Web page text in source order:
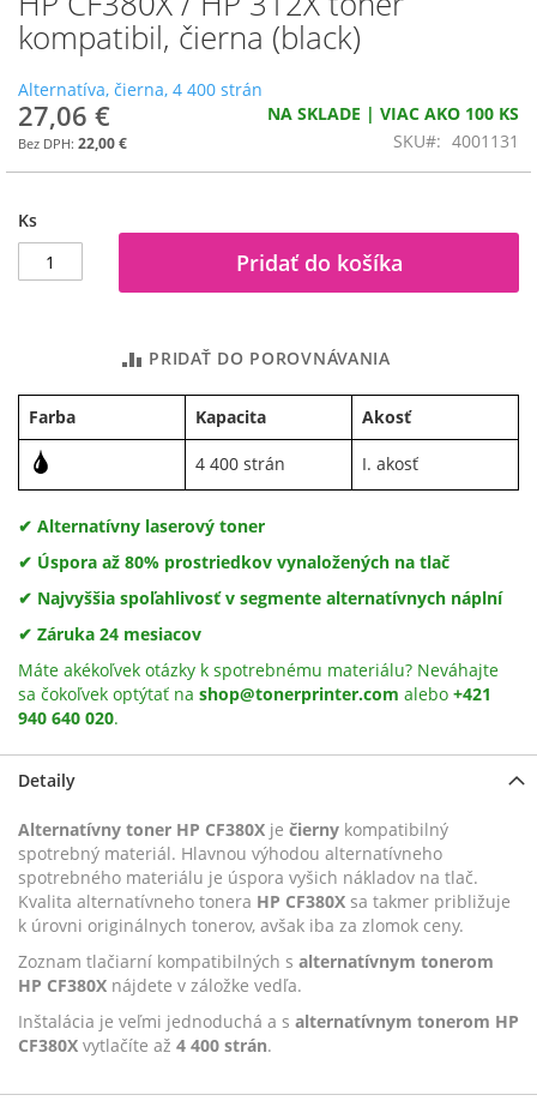
kompatibil, čierna (black)
Alternatíva, čierna, 4 400 strán
27,06 €
22,00 €
NA SKLADE | VIAC AKO 100 KS
SKU
4001131
Ks
Pridať do košíka
PRIDAŤ DO POROVNÁVANIA
Farba Kapacita Akosť
4 400 strán I. akosť
✔ Alternatívny laserový toner
✔ Úspora až 80% prostriedkov vynaložených na tlač
✔ Najvyššia spoľahlivosť v segmente alternatívnych náplní
✔ Záruka 24 mesiacov
Máte akékoľvek otázky k spotrebnému materiálu? Neváhajte
sa čokoľvek optýtať na shop@tonerprinter.com alebo +421
940 640 020.
na
začiatok
obrázkov
Detaily
Alternatívny toner HP CF380X je čierny kompatibilný
spotrebný materiál. Hlavnou výhodou alternatívneho
spotrebného materiálu je úspora vyšich nákladov na tlač.
Kvalita alternatívneho tonera HP CF380X sa takmer približuje
k úrovni originálnych tonerov, avšak iba za zlomok ceny.
Zoznam tlačiarní kompatibilných s alternatívnym tonerom
HP CF380X nájdete v záložke vedľa.
Inštalácia je veľmi jednoduchá a s alternatívnym tonerom HP
CF380X vytlačíte až 4 400 strán.